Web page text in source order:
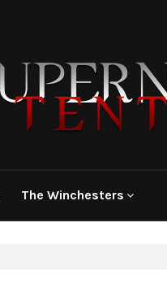
The Winchesters